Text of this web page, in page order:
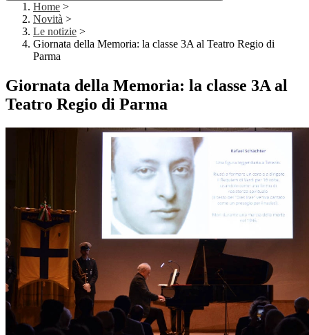
Home >
Novità >
Le notizie >
Giornata della Memoria: la classe 3A al Teatro Regio di
Parma
Giornata della Memoria: la classe 3A al
Teatro Regio di Parma